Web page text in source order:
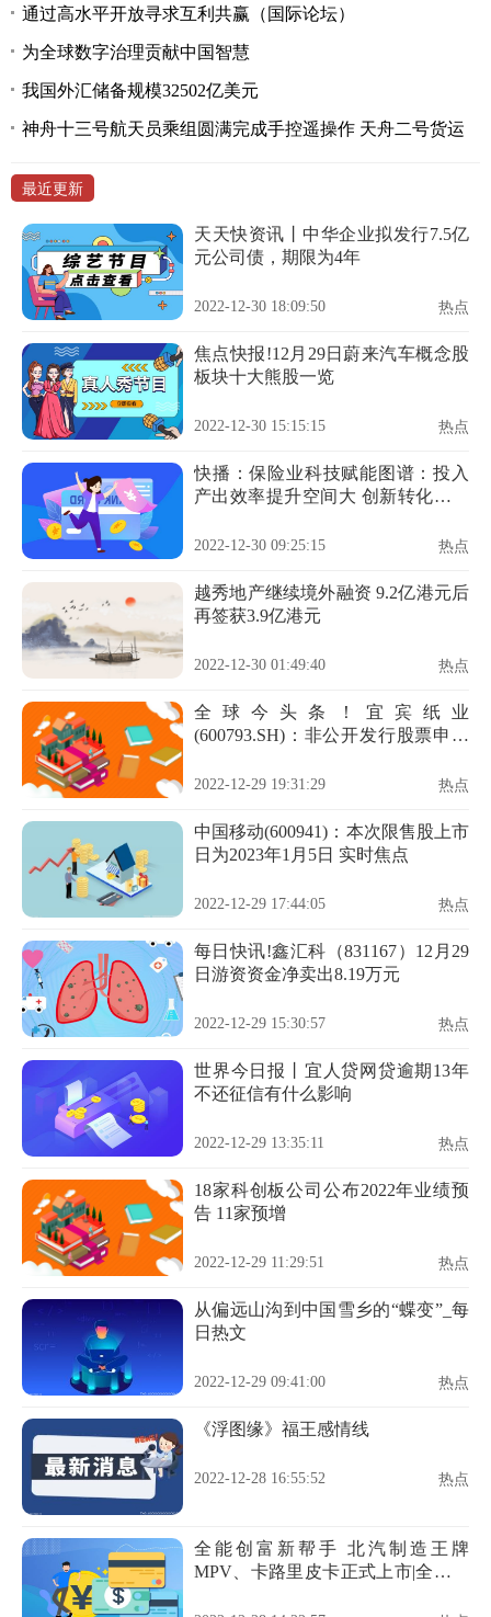
通过高水平开放寻求互利共赢（国际论坛）
为全球数字治理贡献中国智慧
我国外汇储备规模32502亿美元
神舟十三号航天员乘组圆满完成手控遥操作 天舟二号货运
最近更新
天天快资讯丨中华企业拟发行7.5亿
元公司债，期限为4年
2022-12-30 18:09:50 热点
焦点快报!12月29日蔚来汽车概念股
板块十大熊股一览
2022-12-30 15:15:15 热点
快播：保险业科技赋能图谱：投入
产出效率提升空间大 创新转化模式
2022-12-30 09:25:15 热点
越秀地产继续境外融资 9.2亿港元后
再签获3.9亿港元
2022-12-30 01:49:40 热点
全球今头条！宜宾纸业
(600793.SH)：非公开发行股票申请
2022-12-29 19:31:29 热点
中国移动(600941)：本次限售股上市
日为2023年1月5日 实时焦点
2022-12-29 17:44:05 热点
每日快讯!鑫汇科（831167）12月29
日游资资金净卖出8.19万元
2022-12-29 15:30:57 热点
世界今日报丨宜人贷网贷逾期13年
不还征信有什么影响
2022-12-29 13:35:11 热点
18家科创板公司公布2022年业绩预
告 11家预增
2022-12-29 11:29:51 热点
从偏远山沟到中国雪乡的“蝶变”_每
日热文
2022-12-29 09:41:00 热点
《浮图缘》福王感情线
2022-12-28 16:55:52 热点
全能创富新帮手 北汽制造王牌
MPV、卡路里皮卡正式上市|全球微